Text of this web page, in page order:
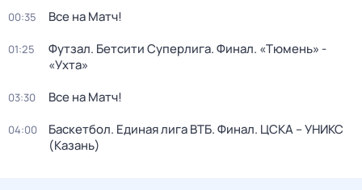
00:35 Все на Матч!
01:25
Футзал. Бетсити Суперлига. Финал. «Тюмень» -
«Ухта»
03:30 Все на Матч!
04:00
Баскетбол. Единая лига ВТБ. Финал. ЦСКА – УНИКС
(Казань)